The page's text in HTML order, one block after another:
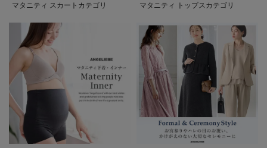
マタニティ スカートカテゴリ マタニティ トップスカテゴリ